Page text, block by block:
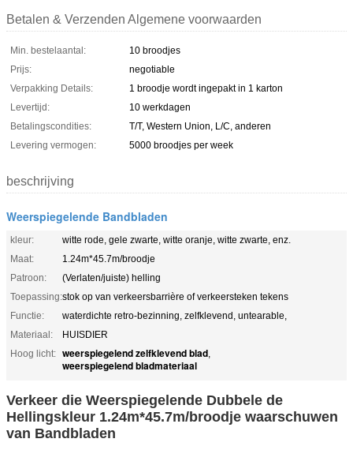
Betalen & Verzenden Algemene voorwaarden
Min. bestelaantal:
10 broodjes
Prijs:
negotiable
Verpakking Details:
1 broodje wordt ingepakt in 1 karton
Levertijd:
10 werkdagen
Betalingscondities:
T/T, Western Union, L/C, anderen
Levering vermogen:
5000 broodjes per week
beschrijving
Weerspiegelende Bandbladen
kleur:
witte rode, gele zwarte, witte oranje, witte zwarte, enz.
Maat:
1.24m*45.7m/broodje
Patroon:
(Verlaten/juiste) helling
Toepassing:stok op van verkeersbarrière of verkeersteken tekens
Functie:
waterdichte retro-bezinning, zelfklevend, untearable,
Materiaal:
HUISDIER
Hoog licht: weerspiegelend zelfklevend blad,
weerspiegelend bladmateriaal
Verkeer die Weerspiegelende Dubbele de
Hellingskleur 1.24m*45.7m/broodje waarschuwen
van Bandbladen